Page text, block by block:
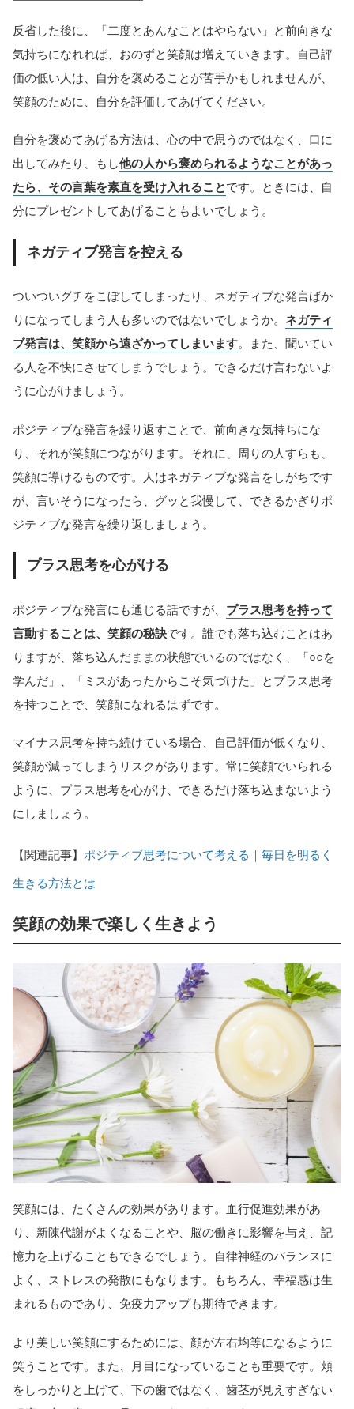
反省した後に、「二度とあんなことはやらない」と前向きな
気持ちになれれば、おのずと笑顔は増えていきます。自己評
価の低い人は、自分を褒めることが苦手かもしれませんが、
笑顔のために、自分を評価してあげてください。
自分を褒めてあげる方法は、心の中で思うのではなく、口に
出してみたり、もし他の人から褒められるようなことがあっ
たら、その言葉を素直を受け入れることです。ときには、自
分にプレゼントしてあげることもよいでしょう。
ネガティブ発言を控える
ついついグチをこぼしてしまったり、ネガティブな発言ばか
りになってしまう人も多いのではないでしょうか。 ネガティ
ブ発言は、笑顔から遠ざかってしまいます。また、聞いてい
る人を不快にさせてしまうでしょう。できるだけ言わないよ
うに心がけましょう。
ポジティブな発言を繰り返すことで、前向きな気持ちにな
り、それが笑顔につながります。それに、周りの人すらも、
笑顔に導けるものです。人はネガティブな発言をしがちです
が、言いそうになったら、グッと我慢して、できるかぎりポ
ジティブな発言を繰り返しましょう。
プラス思考を心がける
ポジティブな発言にも通じる話ですが、 プラス思考を持って
言動することは、笑顔の秘訣です。誰でも落ち込むことはあ
りますが、落ち込んだままの状態でいるのではなく、「○○を
学んだ」、「ミスがあったからこそ気づけた」とプラス思考
を持つことで、笑顔になれるはずです。
マイナス思考を持ち続けている場合、自己評価が低くなり、
笑顔が減ってしまうリスクがあります。常に笑顔でいられる
ように、プラス思考を心がけ、できるだけ落ち込まないよう
にしましょう。
【関連記事】 ポジティブ思考について考える｜毎日を明るく
生きる方法とは
笑顔の効果で楽しく生きよう
笑顔には、たくさんの効果があります。血行促進効果があ
り、新陳代謝がよくなることや、脳の働きに影響を与え、記
憶力を上げることもできるでしょう。自律神経のバランスに
よく、ストレスの発散にもなります。もちろん、幸福感は生
まれるものであり、免疫力アップも期待できます。
より美しい笑顔にするためには、顔が左右均等になるように
笑うことです。また、月目になっていることも重要です。頬
をしっかりと上げて、下の歯ではなく、歯茎が見えすぎない